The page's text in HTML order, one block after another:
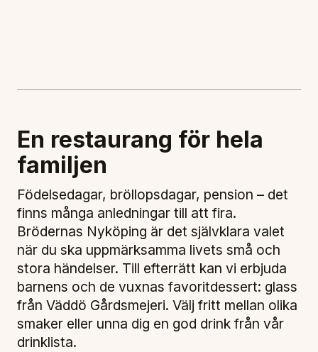
En restaurang för hela
familjen
Födelsedagar, bröllopsdagar, pension – det
finns många anledningar till att fira.
Brödernas Nyköping är det självklara valet
när du ska uppmärksamma livets små och
stora händelser. Till efterrätt kan vi erbjuda
barnens och de vuxnas favoritdessert: glass
från Väddö Gårdsmejeri. Välj fritt mellan olika
smaker eller unna dig en god drink från vår
drinklista.